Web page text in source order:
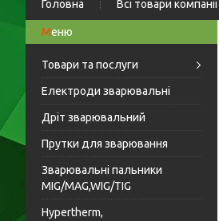
Головна Всі товари компанії
Товари та послуги
Електроди зварювальні
Дріт зварювальний
Прутки для зварювання
Зварювальні пальники
MIG/MAG,WIG/TIG
Hypertherm,